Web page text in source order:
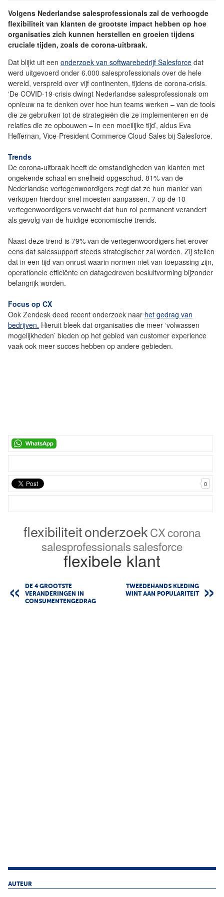
Volgens Nederlandse salesprofessionals zal de verhoogde
flexibiliteit van klanten de grootste impact hebben op hoe
organisaties zich kunnen herstellen en groeien tijdens
cruciale tijden, zoals de corona-uitbraak.
Dat blijkt uit een onderzoek van softwarebedrijf Salesforce dat
werd uitgevoerd onder 6.000 salesprofessionals over de hele
wereld, verspreid over vijf continenten, tijdens de corona-crisis.
‘De COVID-19-crisis dwingt Nederlandse salesprofessionals om
opnieuw na te denken over hoe hun teams werken – van de tools
die ze gebruiken tot de strategieën die ze implementeren en de
relaties die ze opbouwen – in een moeilijke tijd’, aldus Eva
Heffernan, Vice-President Commerce Cloud Sales bij Salesforce.
Trends
De corona-uitbraak heeft de omstandigheden van klanten met
ongekende schaal en snelheid opgeschud. 81% van de
Nederlandse vertegenwoordigers zegt dat ze hun manier van
verkopen hierdoor snel moesten aanpassen. 7 op de 10
vertegenwoordigers verwacht dat hun rol permanent verandert
als gevolg van de huidige economische trends.
Naast deze trend is 79% van de vertegenwoordigers het erover
eens dat salessupport steeds strategischer zal worden. Zij stellen
dat in een tijd van onrust waarin normen niet van toepassing zijn,
operationele efficiënte en datagedreven besluitvorming bijzonder
belangrijk worden.
Focus op CX
Ook Zendesk deed recent onderzoek naar het gedrag van
bedrijven. Hieruit bleek dat organisaties die meer ‘volwassen
mogelijkheden’ bieden op het gebied van customer experience
vaak ook meer succes hebben op andere gebieden.
0
flexibiliteitonderzoekCXcorona
salesprofessionalssalesforce
flexibele klant
DE 4 GROOTSTE
VERANDERINGEN IN
CONSUMENTENGEDRAG
TWEEDEHANDS KLEDING
WINT AAN POPULARITEIT
AUTEUR